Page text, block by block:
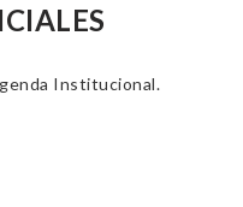
Institucional.